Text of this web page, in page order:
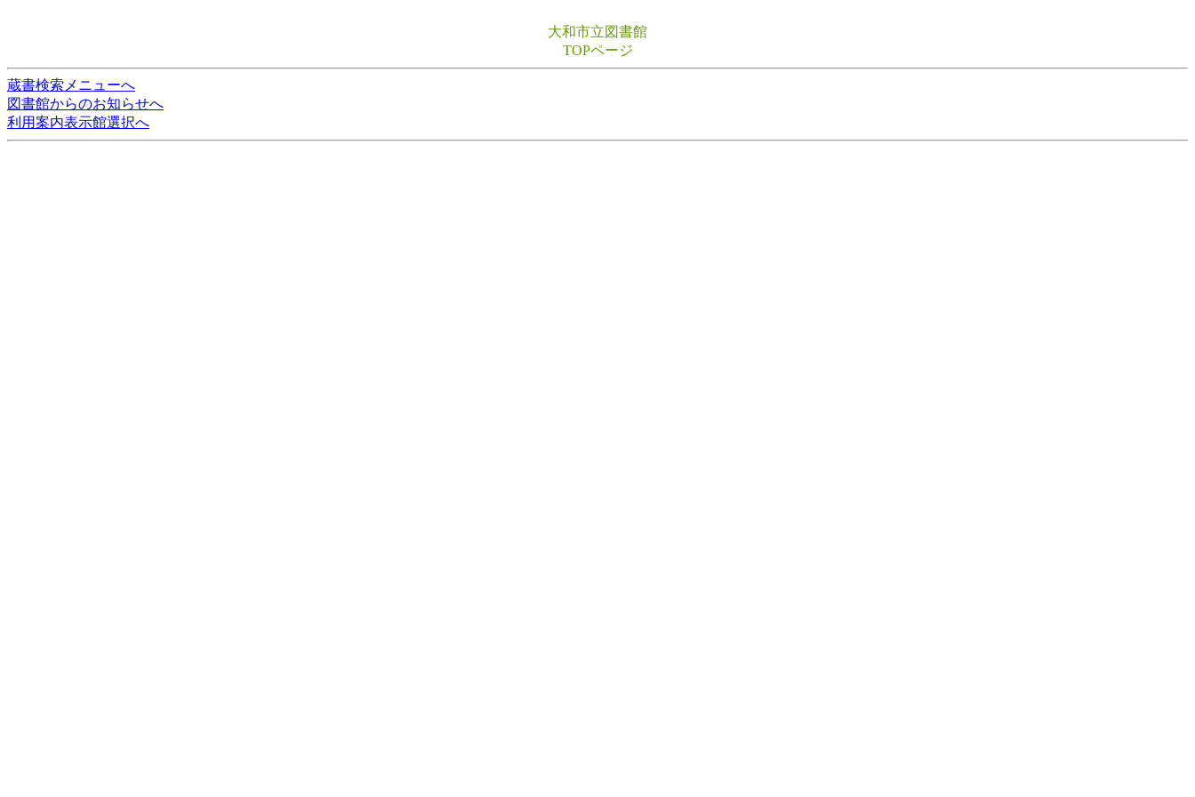
大和市立図書館
TOPページ
蔵書検索メニューへ
図書館からのお知らせへ
利用案内表示館選択へ